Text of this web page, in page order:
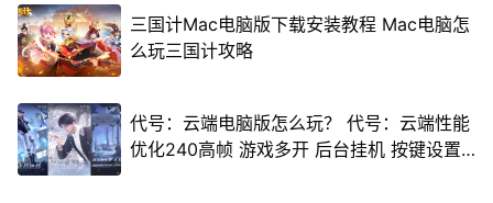
三国计Mac电脑版下载安装教程 Mac电脑怎
么玩三国计攻略
代号：云端电脑版怎么玩？ 代号：云端性能
优化240高帧 游戏多开 后台挂机 按键设置